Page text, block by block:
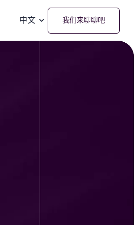
中文 我们来聊聊吧